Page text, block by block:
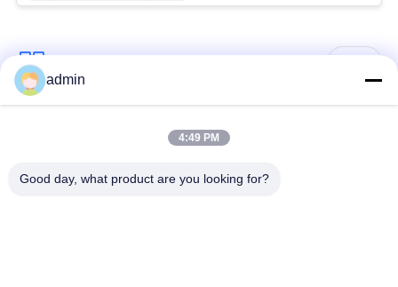
Bad Request
Lantai ubin vinil
admin
4:49 PM
Good day, what product are you looking for?